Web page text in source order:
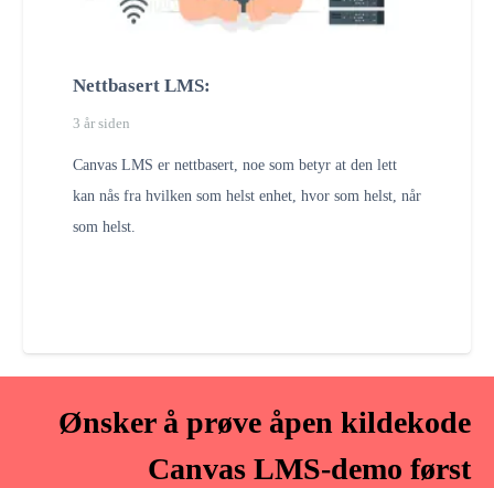
Nettbasert LMS:
3 år siden
Canvas LMS er nettbasert, noe som betyr at den lett
kan nås fra hvilken som helst enhet, hvor som helst, når
som helst.
Ønsker å prøve åpen kildekode
Canvas LMS-demo først